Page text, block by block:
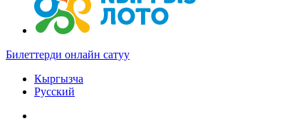
Билеттерди онлайн сатуу
Кыргызча
Русский